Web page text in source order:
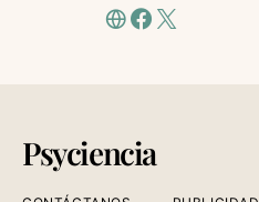
Psyciencia